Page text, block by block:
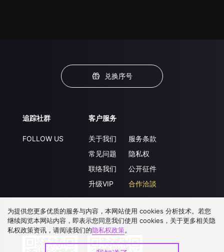
兑换序号
追踪社群
FOLLOW US
客户服务
关于我们
常见问题
联络我们
升级VIP
服务条款
隐私权
公开征件
合作洽談
下载 APP
为提供您更多优质的服务与内容，本网站使用 cookies 分析技术。若您
继续阅览本网站内容，即表示您同意我们使用 cookies，关于更多相关隐
私权政策资讯，请阅读我们的隐私权政策。